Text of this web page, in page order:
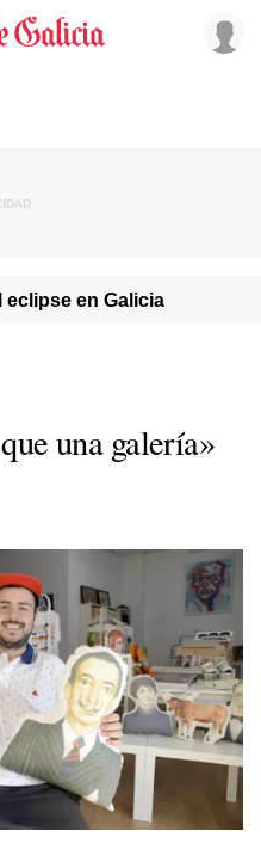
eclipse en Galicia
una galería»